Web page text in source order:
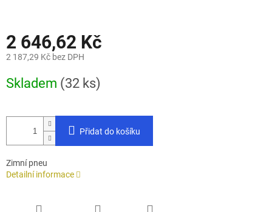
2 646,62 Kč
2 187,29 Kč bez DPH
cena:
Skladem (32 ks)
Přidat do košíku
Zimní pneu
Detailní informace